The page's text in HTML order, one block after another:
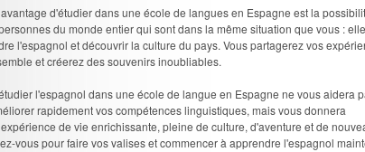
d'étudier dans une école de langues en Espagne est la
du monde entier qui sont dans la même situation que vous :
l'espagnol et découvrir la culture du pays. Vous partagerez vos
et créerez des souvenirs inoubliables.
l'espagnol dans une école de langue en Espagne ne vous aidera
rapidement vos compétences linguistiques, mais vous donnera
de vie enrichissante, pleine de culture, d'aventure et de
vous pour faire vos valises et commencer à apprendre l'espagnol